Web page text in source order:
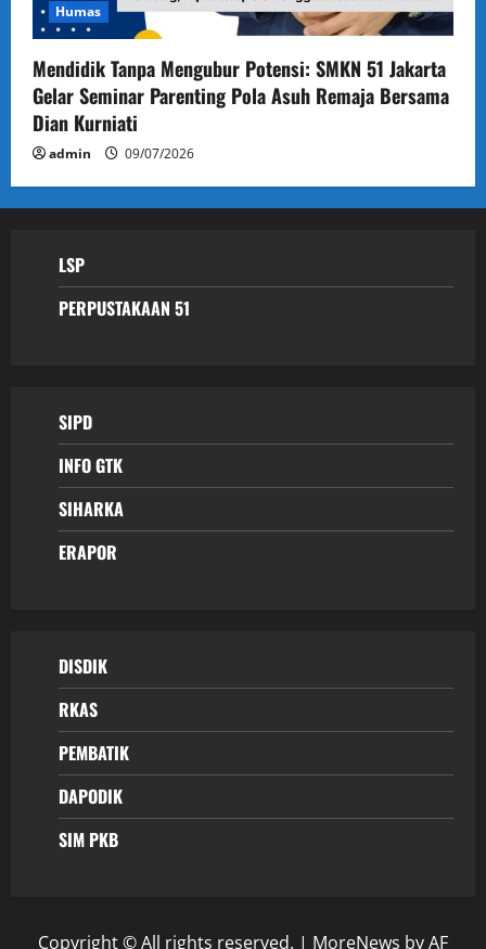
Humas
Mendidik Tanpa Mengubur Potensi: SMKN 51 Jakarta
Gelar Seminar Parenting Pola Asuh Remaja Bersama
Dian Kurniati
admin 09/07/2026
LSP
PERPUSTAKAAN 51
SIPD
INFO GTK
SIHARKA
ERAPOR
DISDIK
RKAS
PEMBATIK
DAPODIK
SIM PKB
Copyright © All rights reserved. | MoreNews by AF